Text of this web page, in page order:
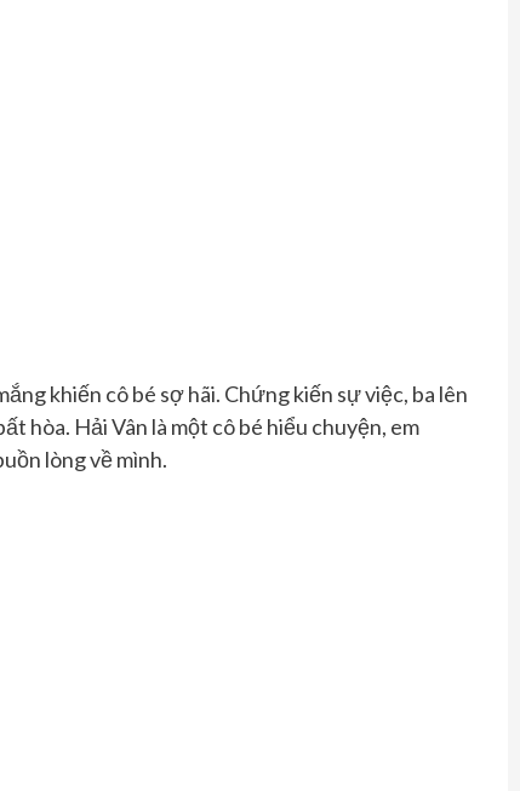
khiến cô bé sợ hãi. Chứng kiến sự việc, ba lên
hòa. Hải Vân là một cô bé hiểu chuyện, em
lòng về mình.